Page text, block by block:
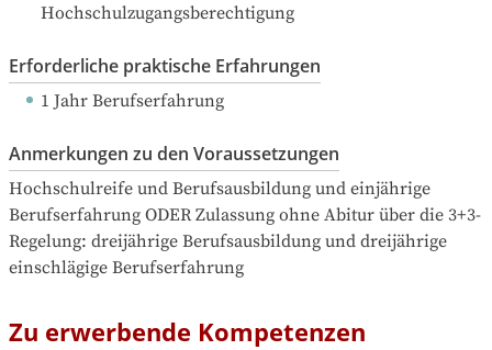
Hochschulzugangsberechtigung
Erforderliche praktische Erfahrungen
1 Jahr Berufserfahrung
Anmerkungen zu den Voraussetzungen
Hochschulreife und Berufsausbildung und einjährige
Berufserfahrung ODER Zulassung ohne Abitur über die 3+3-
Regelung: dreijährige Berufsausbildung und dreijährige
einschlägige Berufserfahrung
Zu erwerbende Kompetenzen